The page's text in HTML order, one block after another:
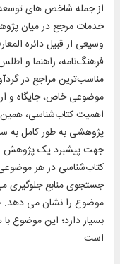
از جمله شاخص های
خدمات مرجع در میان
وسیعی از قبیل دائره
فرهنگ‌نامه، راهنما و
مناسب‌ترین مراجع در
موضوعی خاص، جایگاه و
اهمیت کتاب‌شناسی،
پژوهشی به طور کامل به
جهت پیشبرد یک پژوهش
کتاب‌شناسی در هر
جستجوی منابع جلوگیری
موضوع را نشان می دهد.
بسیار دارد؛ این موضوع
است.